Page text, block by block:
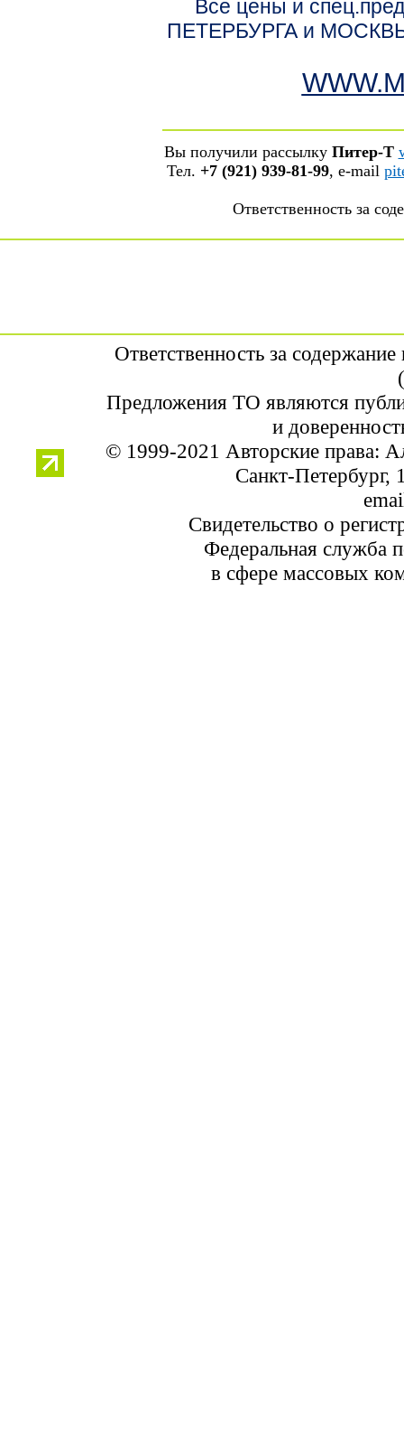
Все цены и
ПЕТЕРБУРГА и МОСКВЫ
Вы получили рассылку Питер-Т
Тел. +7 (921) 939-81-99, е-mail
Ответственность за
Ответственность за
Предложения ТО являются
и
© 1999-2021 Авторские права:
Санкт-Петербург,
Свидетельство о
Федеральная служба
в сфере массовых